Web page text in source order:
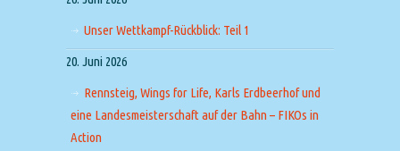
Unser Wettkampf-Rückblick: Teil 1
20. Juni 2026
Rennsteig, Wings for Life, Karls Erdbeerhof und
eine Landesmeisterschaft auf der Bahn – FIKOs in
Action